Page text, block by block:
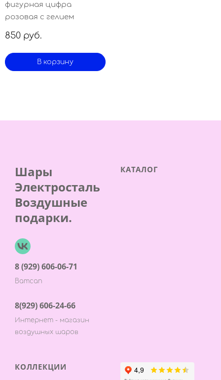
фигурная цифра
розовая с гелием
850 руб.
В корзину
Шары
Электросталь
Воздушные
подарки.
8 (929) 606-06-71
Ватсап
8(929) 606-24-66
Интернет - магазин
воздушных шаров
КАТАЛОГ
КОЛЛЕКЦИИ